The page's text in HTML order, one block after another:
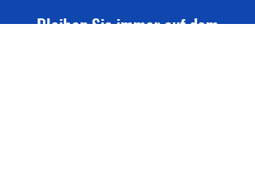
Bleiben Sie immer auf dem